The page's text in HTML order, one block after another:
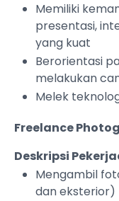
Memiliki
presentasi,
yang kuat
Berorientasi
melakukan
Melek
Freelance
Deskripsi
Mengambil
dan eksterior)